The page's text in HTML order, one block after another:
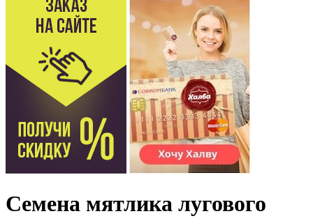
Семена мятлика лугового